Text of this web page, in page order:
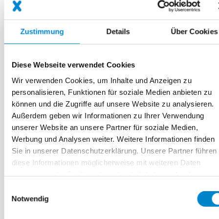
Zustimmung Details Über Cookies
Diese Webseite verwendet Cookies
Wir verwenden Cookies, um Inhalte und Anzeigen zu
personalisieren, Funktionen für soziale Medien anbieten zu
können und die Zugriffe auf unsere Website zu analysieren.
Außerdem geben wir Informationen zu Ihrer Verwendung
unserer Website an unsere Partner für soziale Medien,
Werbung und Analysen weiter. Weitere Informationen finden
Sie in unserer Datenschutzerklärung. Unsere Partner führen
diese Informationen möglicherweise mit weiteren Daten
Informationen erhalten Sie in unserer
Notwendig
schnell trocknend. Nach dem
Auftragender Schichtunseres Flüssigkunststoffs
können Sie Ihre Garage schnell wieder nutzen
und müssen Ihre Sachen nicht lange an anderen
von Triflex einmal genutzt haben, haben Sie lange
Zeit keine Arbeit mehr mit dem Boden und
können die Garage problemlos nutzen.
Bodenbeschichtung in der Garage als Lösung
für private Bauherrn
Sie planen die Bodenbeschichtung in Ihrer
Garage und erhalten beste Beratung von unseren
Mitarbeitern. Triflex ist ein dynamisch
wachsendes Familienunternehmen mit
Chemie Gruppe gehört. Unsere Mitarbeiter haben
innovative Problemlösungen und Produkte